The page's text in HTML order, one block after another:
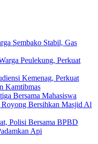
Sembako Stabil, Gas
Peulekung, Perkuat
Kemenag, Perkuat
Kamtibmas
Bersama Mahasiswa
Bersihkan Masjid Al
Polisi Bersama BPBD
Api